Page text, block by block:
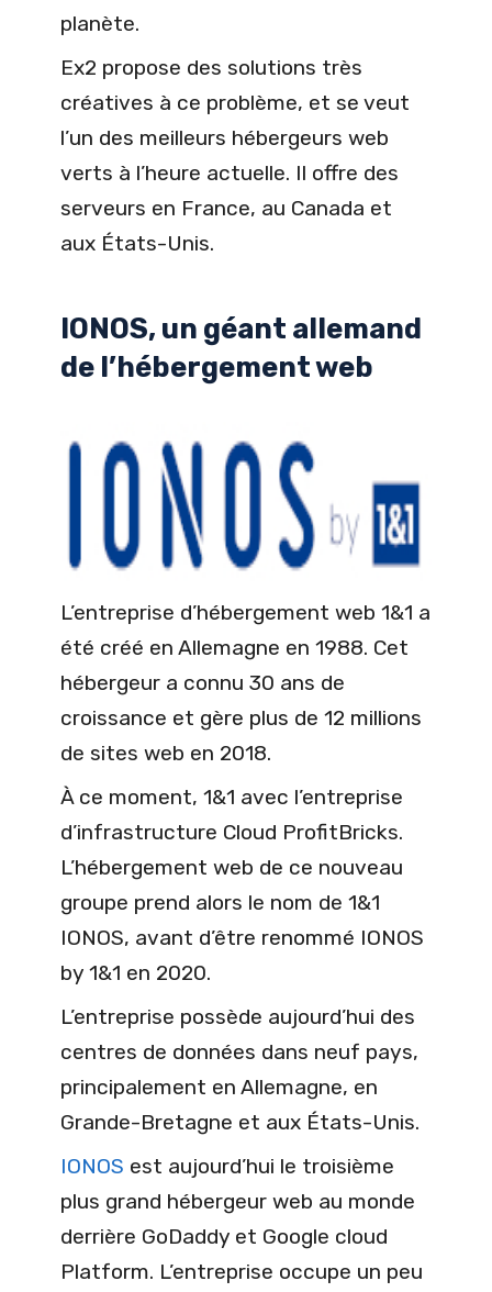
planète.
Ex2 propose des solutions très
créatives à ce problème, et se veut
l’un des meilleurs hébergeurs web
verts à l’heure actuelle. Il offre des
serveurs en France, au Canada et
aux États-Unis.
IONOS, un géant allemand
de l’hébergement web
L’entreprise d’hébergement web 1&1 a
été créé en Allemagne en 1988. Cet
hébergeur a connu 30 ans de
croissance et gère plus de 12 millions
de sites web en 2018.
À ce moment, 1&1 avec l’entreprise
d’infrastructure Cloud ProfitBricks.
L’hébergement web de ce nouveau
groupe prend alors le nom de 1&1
IONOS, avant d’être renommé IONOS
by 1&1 en 2020.
L’entreprise possède aujourd’hui des
centres de données dans neuf pays,
principalement en Allemagne, en
Grande-Bretagne et aux États-Unis.
IONOS est aujourd’hui le troisième
plus grand hébergeur web au monde
derrière GoDaddy et Google cloud
Platform. L’entreprise occupe un peu